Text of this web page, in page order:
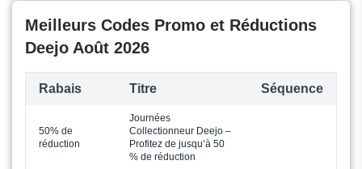
Meilleurs Codes Promo et Réductions
Deejo Août 2026
Rabais Titre Séquence
50% de
réduction
Journées
Collectionneur Deejo –
Profitez de jusqu’à 50
% de réduction